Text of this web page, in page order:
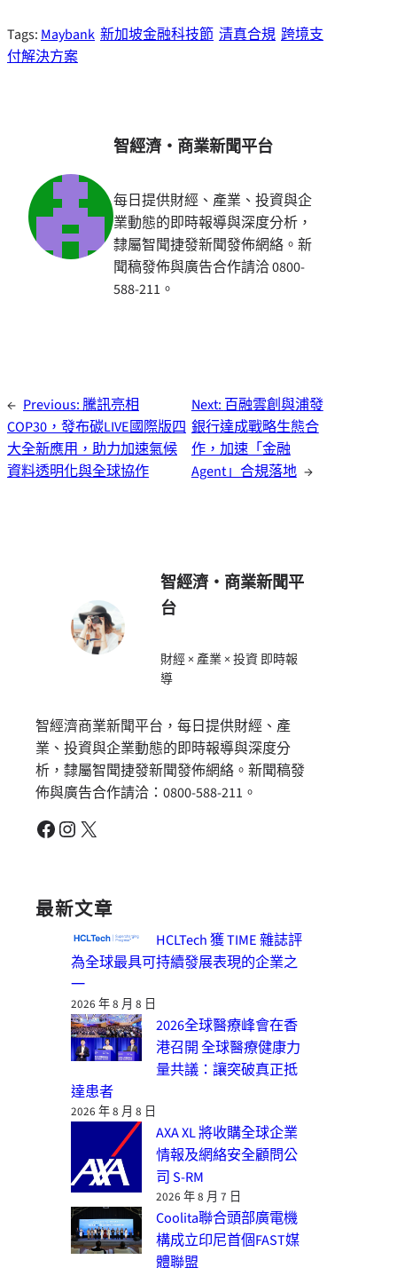
Tags: Maybank 新加坡金融科技節 清真合規 跨境支
付解決方案
智經濟・商業新聞平台
每日提供財經、產業、投資與企
業動態的即時報導與深度分析，
隸屬智聞捷發新聞發佈網絡。新
聞稿發佈與廣告合作請洽 0800-
588-211。
← Previous:騰訊亮相
COP30，發布碳LIVE國際版四
大全新應用，助力加速氣候
資料透明化與全球協作
Next: 百融雲創與浦發
銀行達成戰略生態合
作，加速「金融
Agent」合規落地 →
智經濟・商業新聞平
台
財經 × 產業 × 投資 即時報
導
智經濟商業新聞平台，每日提供財經、產
業、投資與企業動態的即時報導與深度分
析，隸屬智聞捷發新聞發佈網絡。新聞稿發
佈與廣告合作請洽：0800-588-211。
Facebook Instagram X
最新文章
HCLTech 獲 TIME 雜誌評
為全球最具可持續發展表現的企業之
一
2026 年 8 月 8 日
2026全球醫療峰會在香
港召開 全球醫療健康力
量共議：讓突破真正抵
達患者
2026 年 8 月 8 日
AXA XL 將收購全球企業
情報及網絡安全顧問公
司 S-RM
2026 年 8 月 7 日
Coolita聯合頭部廣電機
構成立印尼首個FAST媒
體聯盟